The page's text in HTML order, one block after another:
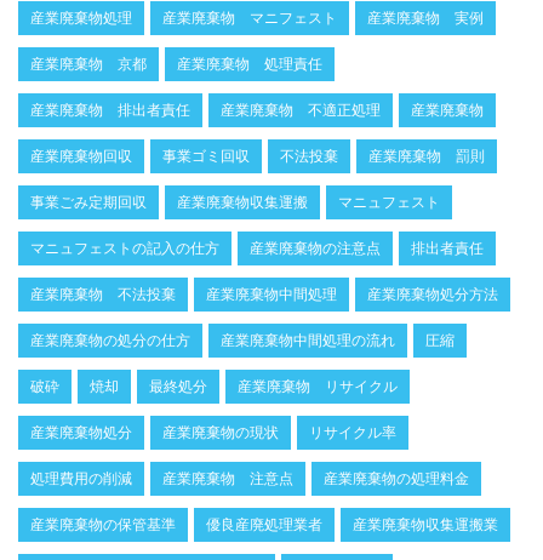
産業廃棄物処理 産業廃棄物 マニフェスト 産業廃棄物 実例
産業廃棄物 京都 産業廃棄物 処理責任
産業廃棄物 排出者責任 産業廃棄物 不適正処理 産業廃棄物
産業廃棄物回収 事業ゴミ回収 不法投棄 産業廃棄物 罰則
事業ごみ定期回収 産業廃棄物収集運搬 マニュフェスト
マニュフェストの記入の仕方 産業廃棄物の注意点 排出者責任
産業廃棄物 不法投棄 産業廃棄物中間処理 産業廃棄物処分方法
産業廃棄物の処分の仕方 産業廃棄物中間処理の流れ 圧縮
破砕 焼却 最終処分 産業廃棄物 リサイクル
産業廃棄物処分 産業廃棄物の現状 リサイクル率
処理費用の削減 産業廃棄物 注意点 産業廃棄物の処理料金
産業廃棄物の保管基準 優良産廃処理業者 産業廃棄物収集運搬業